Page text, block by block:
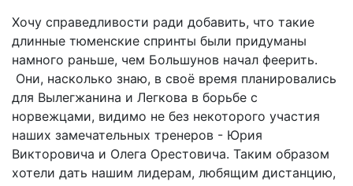
Хочу справедливости ради добавить, что такие
длинные тюменские спринты были придуманы
намного раньше, чем Большунов начал феерить.
Они, насколько знаю, в своё время планировались
для Вылегжанина и Легкова в борьбе с
норвежцами, видимо не без некоторого участия
наших замечательных тренеров - Юрия
Викторовича и Олега Орестовича. Таким образом
хотели дать нашим лидерам, любящим дистанцию,